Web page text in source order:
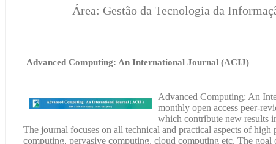
Área: Gestão da Tecnologia da
Advanced Computing: An International Journal (ACIJ)
Advanced Computing: An
monthly open access peer-
which contribute new results
The journal focuses on all technical and practical aspects of high
computing, pervasive computing, cloud computing etc. The